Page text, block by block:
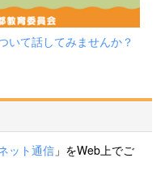
いて話してみませんか？
ット通信 」をWeb上でご